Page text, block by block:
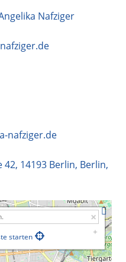
Nafziger
nafziger.de
42, 14193 Berlin, Berlin,
starten